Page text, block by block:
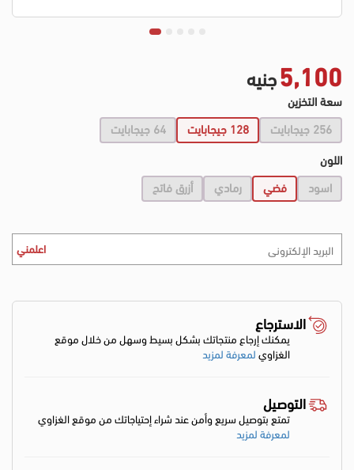
5,100جنيه
سعة التخزين
256 جيجابايت
128 جيجابايت
64 جيجابايت
اللون
اسود
فضي رمادي أزرق فاتح
اعلمني
الاسترجاع
يمكنك إرجاع منتجاتك بشكل بسيط وسهل من خلال موقع
الغزاويلمعرفة لمزيد
التوصيل
تمتع بتوصيل سريع وأمن عند شراء إحتياجاتك من موقع الغزاوي
لمعرفة لمزيد